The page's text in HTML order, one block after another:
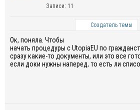
Записи: 11
Создатель темы
Ок, поняла . Чтобы
начать процедуры сUtopiaEU по
сразукакие-то документы, или это все
если доки нужны наперед, то есть ли